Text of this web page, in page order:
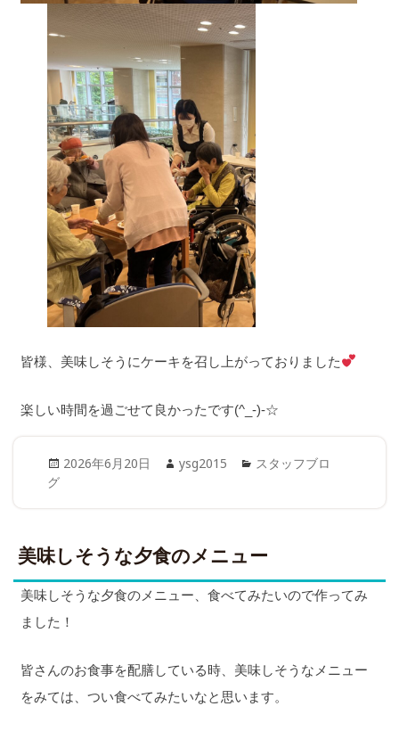
皆様、美味しそうにケーキを召し上がっておりました
楽しい時間を過ごせて良かったです(^_-)-☆
Posted
2026年6月20日 Author
ysg2015 Categories
スタッフブロ
グ
美味しそうな夕食のメニュー
美味しそうな夕食のメニュー、食べてみたいので作ってみ
ました！
皆さんのお食事を配膳している時、美味しそうなメニュー
をみては、つい食べてみたいなと思います。